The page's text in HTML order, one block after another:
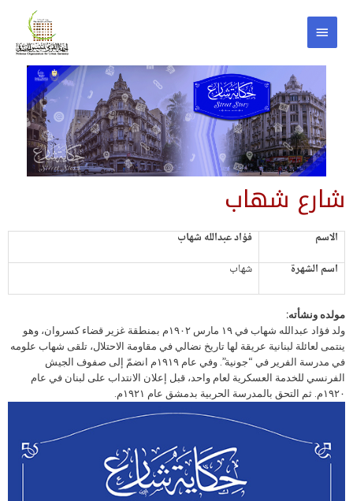
شارع شهاب
الاسم فؤاد عبدالله شهاب‏
اسم الشهرة
شهاب
مولده ونشأته:
ولد فؤاد عبدالله شهاب في ١٩ مارس ١٩٠٢م بمنطقة غزير قضاء كسروان، وهو
ينتمى لعائلة لبنانية عريقة لها تاريخ نضالي في مقاومة الاحتلال، تلقى شهاب علومه
في مدرسة الفرير في “جونية”. وفي عام ١٩١٩م انضمّ إلى صفوف الجيش
الفرنسي للخدمة العسكرية لعام واحد، قبل إعلان الانتداب على لبنان في عام
١٩٢٠م. ثم التحق بالمدرسة الحربية بدمشق عام ١٩٢١م.